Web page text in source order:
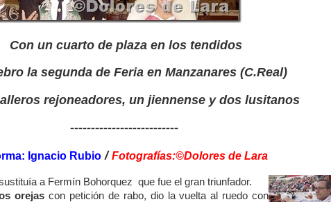
Con un cuarto de plaza en los tendidos
la segunda de Feria en Manzanares (C.Real)
rejoneadores, un jiennense y dos lusitanos
--------------------------
Ignacio Rubio/Fotografías:©Dolores de Lara
a Fermín Bohorquez que fue el gran triunfador.
orejascon petición de rabo, dio la vuelta al ruedo con